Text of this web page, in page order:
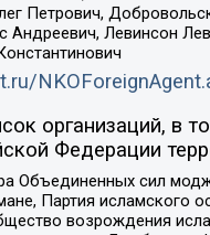
Петрович,
Андреевич, Левинсон
организаций, в
Федерации
сил
Партия
возрождения